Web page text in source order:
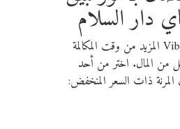
دار السلام
يمنحك Viber Out المزيد من وقت المكالمة
من المال. اختر من أحد
ذات السعر المنخفض: